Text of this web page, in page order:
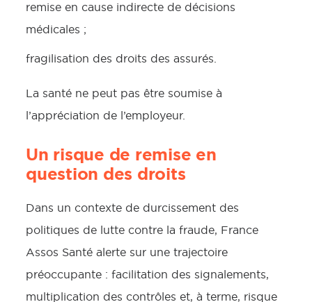
remise en cause indirecte de décisions
médicales ;
fragilisation des droits des assurés.
La santé ne peut pas être soumise à
l’appréciation de l’employeur.
Un risque de remise en
question des droits
Dans un contexte de durcissement des
politiques de lutte contre la fraude, France
Assos Santé alerte sur une trajectoire
préoccupante : facilitation des signalements,
multiplication des contrôles et, à terme, risque